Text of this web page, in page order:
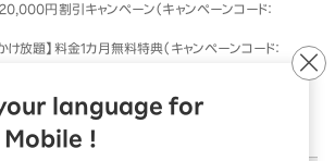
language for
Mobile !
円割引キャンペーン（キャンペーンコード：
け放題】料金1カ月無料特典（キャンペーンコード：
払いのご購入で割引キャンペーン（キャンペーンコー